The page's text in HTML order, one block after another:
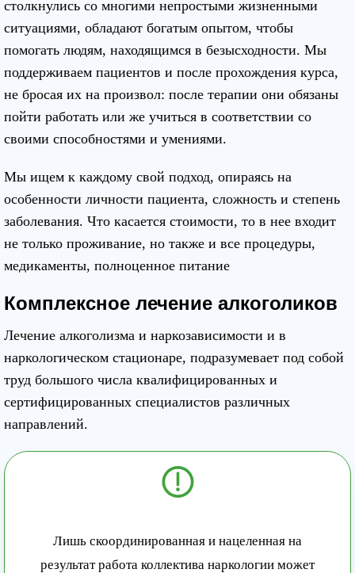
столкнулись со многими непростыми жизненными
ситуациями, обладают богатым опытом, чтобы
помогать людям, находящимся в безысходности. Мы
поддерживаем пациентов и после прохождения курса,
не бросая их на произвол: после терапии они обязаны
пойти работать или же учиться в соответствии со
своими способностями и умениями.
Мы ищем к каждому свой подход, опираясь на
особенности личности пациента, сложность и степень
заболевания. Что касается стоимости, то в нее входит
не только проживание, но также и все процедуры,
медикаменты, полноценное питание
Комплексное лечение алкоголиков
Лечение алкоголизма и наркозависимости и в
наркологическом стационаре, подразумевает под собой
труд большого числа квалифицированных и
сертифицированных специалистов различных
направлений.
Лишь скоординированная и нацеленная на
результат работа коллектива наркологии может